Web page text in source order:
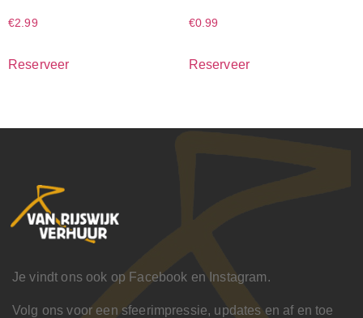
€2.99
Reserveer
€0.99
Reserveer
Je vindt ons ook op Facebook en Instagram.
Volg ons voor een sfeerimpressie, updates en af en toe